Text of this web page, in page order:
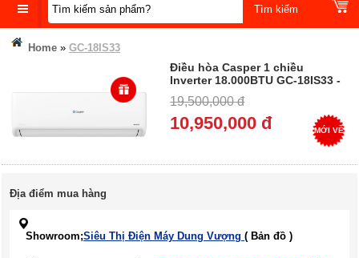
DANH
MỤC
Home » GC-18IS33
Điều hòa Casper 1 chiều
Inverter 18.000BTU GC-18IS33 -
19,500,000 đ
10,950,000 đ MỚI VỀ
Địa điểm mua hàng
Showroom;Siêu Thị Điện Máy Dung Vượng ( Bản đồ )